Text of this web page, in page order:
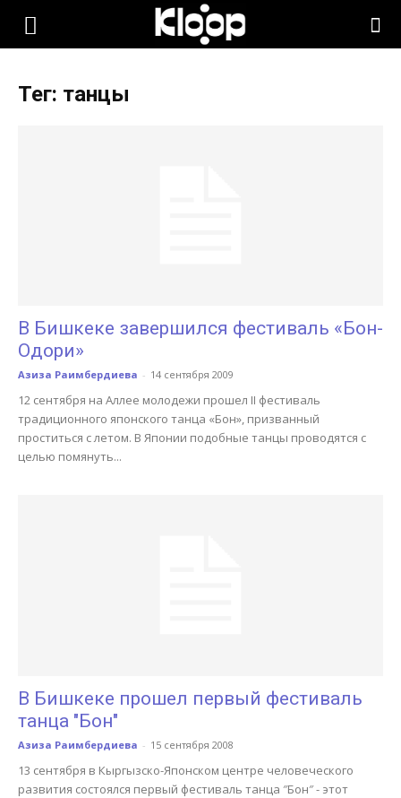
KLOOP.KG
Тег: танцы
В Бишкеке завершился фестиваль «Бон-
Одори»
Азиза Раимбердиева - 14 сентября 2009
12 сентября на Аллее молодежи прошел II фестиваль
традиционного японского танца «Бон», призванный
проститься с летом. В Японии подобные танцы проводятся с
целью помянуть...
В Бишкеке прошел первый фестиваль
танца ″Бон″
Азиза Раимбердиева - 15 сентября 2008
13 сентября в Кыргызско-Японском центре человеческого
развития состоялся первый фестиваль танца ″Бон″ - этот